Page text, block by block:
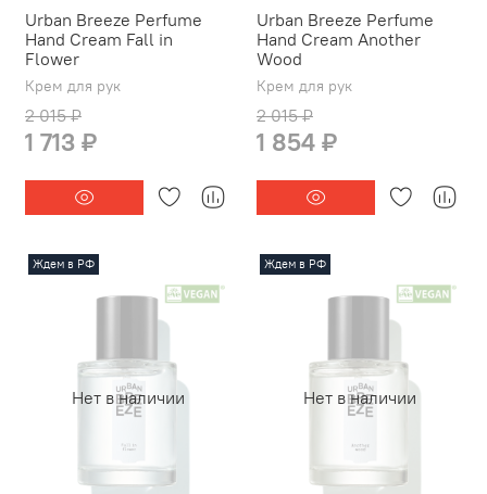
Urban Breeze Perfume
Hand Cream Fall in
Flower
Крем для рук
2 015 ₽
1 713 ₽
Urban Breeze Perfume
Hand Cream Another
Wood
Крем для рук
2 015 ₽
1 854 ₽
Нет в наличии
Ждем в РФ
Нет в наличии
Ждем в РФ